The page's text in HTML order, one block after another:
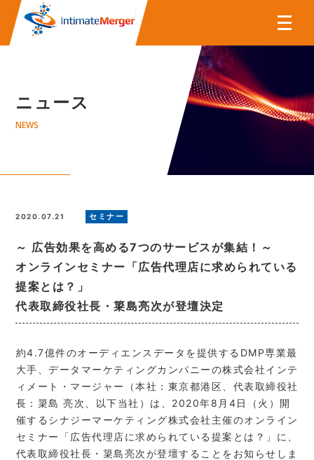
株式会社インティメート・マー
ニュース
NEWS
2020.07.21 セミナー
～ 広告効果を高める7つのサービスが集結！～
オンラインセミナー「広告代理店に求められている
提案とは？」
代表取締役社長・簗島亮次が登壇決定
約4.7億件のオーディエンスデータを提供するDMP専業最
大手、データマーケティングカンパニーの株式会社インテ
ィメート・マージャー（本社：東京都港区、代表取締役社
長：簗島 亮次、以下当社）は、2020年8月4日（火）開
催するシナジーマーケティング株式会社主催のオンライン
セミナー「広告代理店に求められている提案とは？」に、
代表取締役社長・簗島亮次が登壇することをお知らせしま